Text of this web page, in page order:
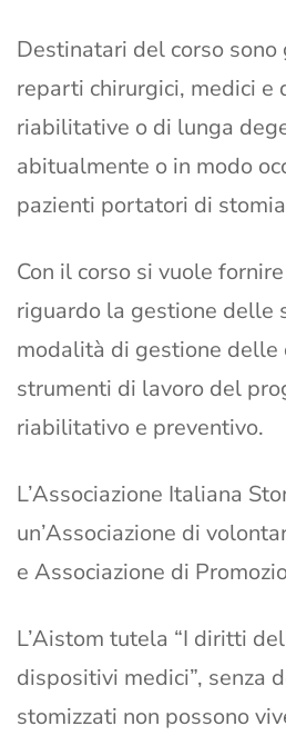
Destinatari del corso
reparti chirurgici, medici e
riabilitative o di lunga
abitualmente o in modo
pazienti portatori di
Con il corso si vuole
riguardo la gestione delle
modalità di gestione delle
strumenti di lavoro del
riabilitativo e preventivo.
L’Associazione Italiana
un’Associazione di
e Associazione di
L’Aistom tutela “I diritti
dispositivi medici”, senza
stomizzati non possono